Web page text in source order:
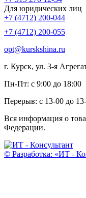
Для юридических лиц
+7 (4712) 200-044
+7 (4712) 200-055
opt@kurskshina.ru
г. Курск, ул. 3-я
Пн-Пт: с 9:00 до 18:00
Перерыв: с 13-00 до
Вся информация о
Федерации.
© Разработка: «ИТ -